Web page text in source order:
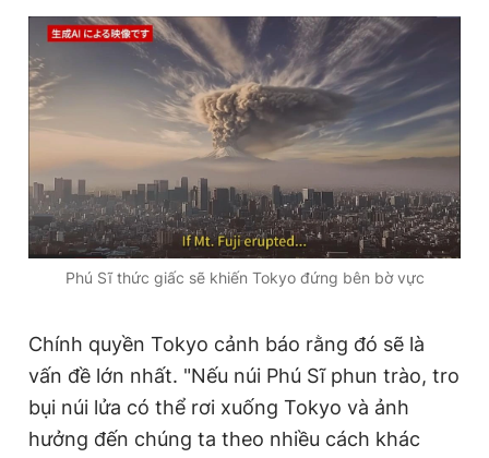
Phú Sĩ thức giấc sẽ khiến Tokyo đứng bên bờ vực
Chính quyền Tokyo cảnh báo rằng đó sẽ là
vấn đề lớn nhất. "Nếu núi Phú Sĩ phun trào, tro
bụi núi lửa có thể rơi xuống Tokyo và ảnh
hưởng đến chúng ta theo nhiều cách khác